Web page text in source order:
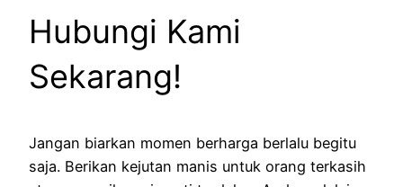
Hubungi Kami
Sekarang!
Jangan biarkan momen berharga berlalu begitu
saja. Berikan kejutan manis untuk orang terkasih